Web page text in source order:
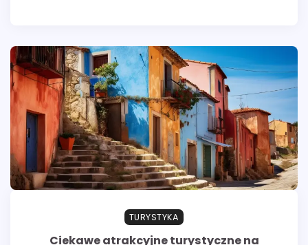
TURYSTYKA
Ciekawe atrakcyjne turystyczne na